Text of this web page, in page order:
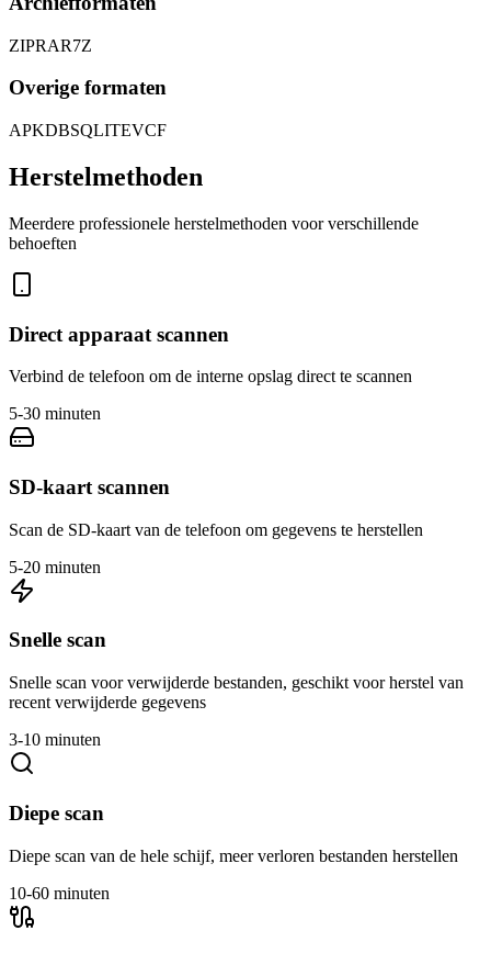
ZIPRAR7Z
Overige formaten
APKDBSQLITEVCF
Herstelmethoden
Meerdere professionele herstelmethoden voor verschillende
behoeften
Direct apparaat scannen
Verbind de telefoon om de interne opslag direct te scannen
5-30 minuten
SD-kaart scannen
Scan de SD-kaart van de telefoon om gegevens te herstellen
5-20 minuten
Snelle scan
Snelle scan voor verwijderde bestanden, geschikt voor herstel van
recent verwijderde gegevens
3-10 minuten
Diepe scan
Diepe scan van de hele schijf, meer verloren bestanden herstellen
10-60 minuten